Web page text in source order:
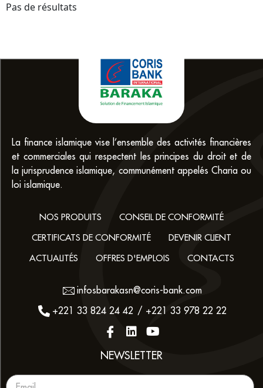
Pas de résultats
La finance islamique vise l’ensemble des activités financières
et commerciales qui respectent les principes du droit et de
la jurisprudence islamique, communément appelés Charia ou
loi islamique.
NOS PRODUITS
CONSEIL DE CONFORMITÉ
CERTIFICATS DE CONFORMITÉ
DEVENIR CLIENT
ACTUALITÉS
OFFRES D'EMPLOIS CONTACTS
infosbarakasn@coris-bank.com
+221 33 824 24 42 / +221 33 978 22 22
NEWSLETTER